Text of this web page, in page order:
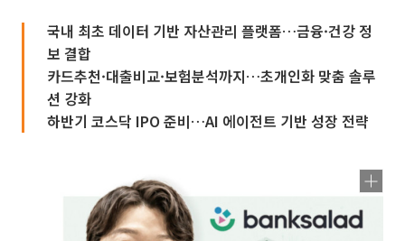
국내 최초 데이터 기반 자산관리 플랫폼…금융·건강 정
보 결합
카드추천·대출비교·보험분석까지…초개인화 맞춤 솔루
션 강화
하반기 코스닥 IPO 준비…AI 에이전트 기반 성장 전략